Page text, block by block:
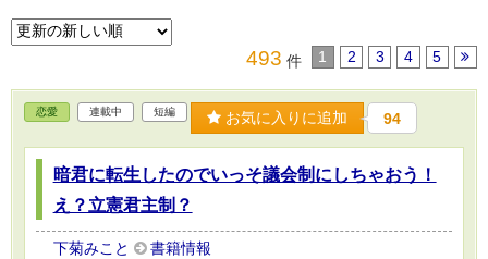
493 件 1 2 3 4 5
恋愛 連載中 短編 お気に入りに追加 94
暗君に転生したのでいっそ議会制にしちゃおう！
え？立憲君主制？
下菊みこと 書籍情報